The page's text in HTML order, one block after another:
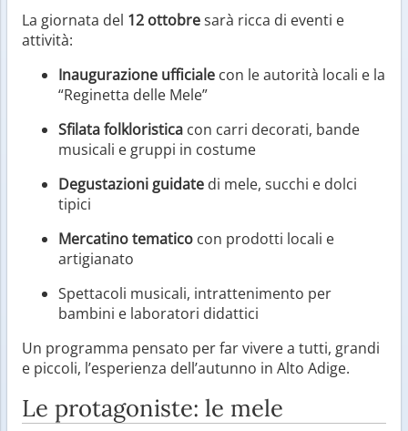
La giornata del 12 ottobresarà ricca di eventi e
attività:
Inaugurazione ufficiale con le autorità locali e la
“Reginetta delle Mele”
Sfilata folkloristica con carri decorati, bande
musicali e gruppi in costume
Degustazioni guidate di mele, succhi e dolci
tipici
Mercatino tematico con prodotti locali e
artigianato
Spettacoli musicali, intrattenimento per
bambini e laboratori didattici
Un programma pensato per far vivere a tutti, grandi
e piccoli, l’esperienza dell’autunno in Alto Adige.
Le protagoniste: le mele